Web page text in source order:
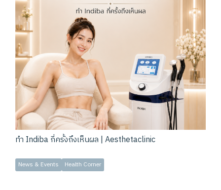
ทำ Indiba กี่ครั้งถึงเห็นผล | Aesthetaclinic
News & Events Health Corner